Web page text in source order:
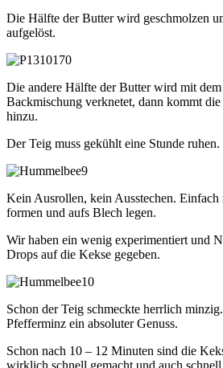
Die Hälfte der Butter wird geschmolzen
aufgelöst.
Die andere Hälfte der Butter wird mit
Backmischung verknetet, dann kommt
hinzu.
Der Teig muss gekühlt eine Stunde ruhen.
Kein Ausrollen, kein Ausstechen.
formen und aufs Blech legen.
Wir haben ein wenig experimentiert und
Drops auf die Kekse gegeben.
Schon der Teig schmeckte herrlich
Pfefferminz ein absoluter Genuss.
Schon nach 10 – 12 Minuten sind die
wirklich schnell gemacht und auch schnell